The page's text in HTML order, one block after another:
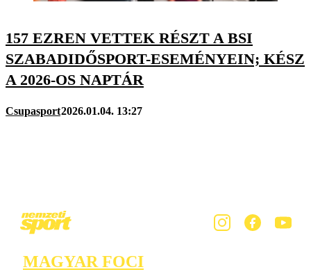
157 EZREN VETTEK RÉSZT A BSI
SZABADIDŐSPORT-ESEMÉNYEIN; KÉSZ
A 2026-OS NAPTÁR
Csupasport2026.01.04. 13:27
MAGYAR FOCI